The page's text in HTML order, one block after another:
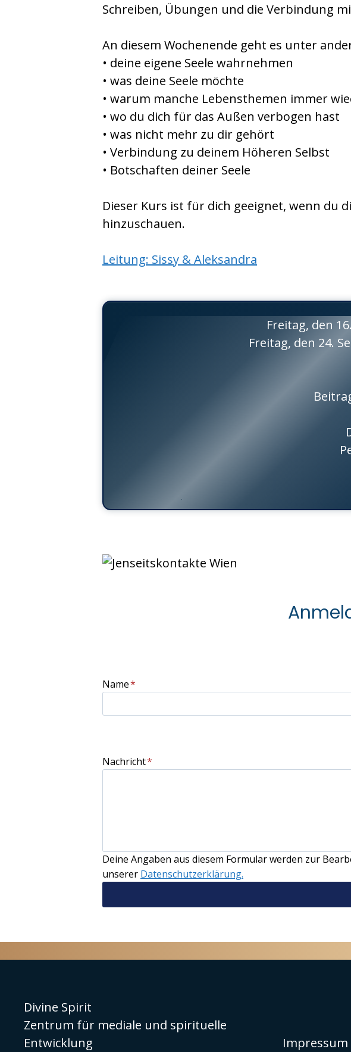
Schreiben, Übungen und die Verbindung
An diesem Wochenende geht es unter
• deine eigene Seele wahrnehmen
• was deine Seele möchte
• warum manche Lebensthemen immer
• wo du dich für das Außen verbogen hast
• was nicht mehr zu dir gehört
• Verbindung zu deinem Höheren Selbst
• Botschaften deiner Seele
Dieser Kurs ist für dich geeignet, wenn du
hinzuschauen.
Leitung: Sissy & Aleksandra
Freitag, den
Freitag, den 24.
Name*
Nachricht*
Deine Angaben aus diesem Formular werden zur
unserer Datenschutzerklärung.
Divine Spirit
Zentrum für mediale und spirituelle
Entwicklung
Impressum